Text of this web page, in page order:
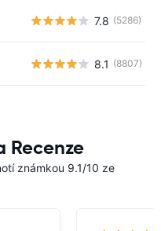
7.8 (5286)
8.1 (8807)
Recenze
známkou 9.1/10 ze